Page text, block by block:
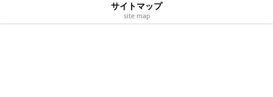
サイトマップ
site map